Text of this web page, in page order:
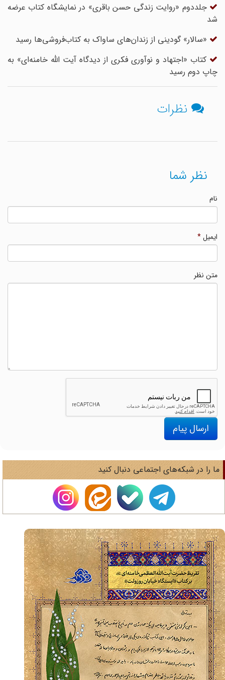
جلددوم «روایت زندگی حسن باقری» در نمایشگاه کتاب عرضه
شد
«سالار» گودینی از زندان‌های ساواک به کتاب‌فروشی‌ها رسید
کتاب «اجتهاد و نوآوری فکری از دیدگاه آیت الله خامنه‌ای» به
چاپ دوم رسید
نظرات
نظر شما
ایمیل*
متن نظر
ارسال پیام
را در شبکه‌های اجتماعی دنبال کنید